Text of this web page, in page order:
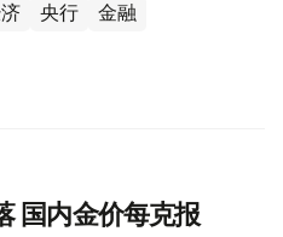
央行 金融
国内金价每克报